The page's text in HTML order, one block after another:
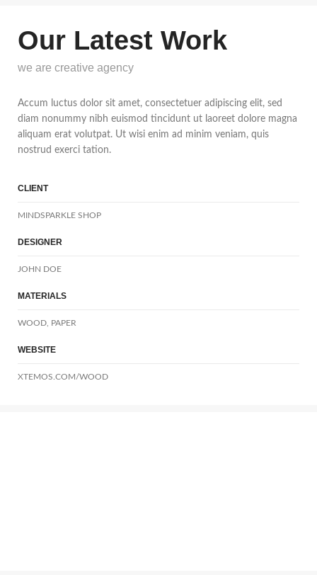
Our Latest Work
we are creative agency
Accum luctus dolor sit amet, consectetuer adipiscing elit, sed
diam nonummy nibh euismod tincidunt ut laoreet dolore magna
aliquam erat volutpat. Ut wisi enim ad minim veniam, quis
nostrud exerci tation.
CLIENT
MINDSPARKLE SHOP
DESIGNER
JOHN DOE
MATERIALS
WOOD, PAPER
WEBSITE
XTEMOS.COM/WOOD